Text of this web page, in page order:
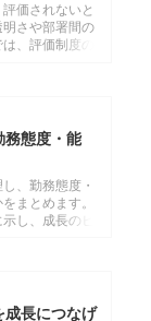
価されないと
さや部署間の
、評価制度の
務態度・能
、勤務態度・
まとめます。
し、成長のヒ
成長につなげ